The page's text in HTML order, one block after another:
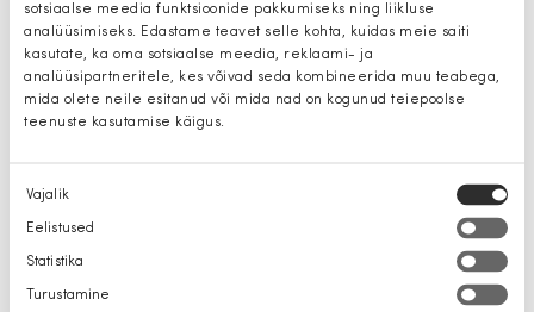
sotsiaalse meedia funktsioonide pakkumiseks ning liikluse
analüüsimiseks. Edastame teavet selle kohta, kuidas meie saiti
kasutate, ka oma sotsiaalse meedia, reklaami- ja
analüüsipartneritele, kes võivad seda kombineerida muu teabega,
mida olete neile esitanud või mida nad on kogunud teiepoolse
teenuste kasutamise käigus.
Nõusoleku
valik
Vajalik
Eelistused
Statistika
Turustamine